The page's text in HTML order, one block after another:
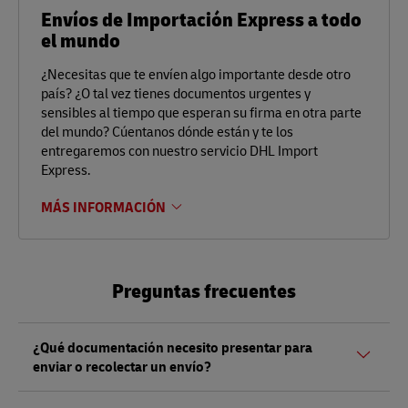
Envíos de Importación Express a todo
el mundo
¿Necesitas que te envíen algo importante desde otro
país? ¿O tal vez tienes documentos urgentes y
sensibles al tiempo que esperan su firma en otra parte
del mundo? Cúentanos dónde están y te los
entregaremos con nuestro servicio DHL Import
Express.
MÁS INFORMACIÓN
Preguntas frecuentes
¿Qué documentación necesito presentar para
enviar o recolectar un envío?